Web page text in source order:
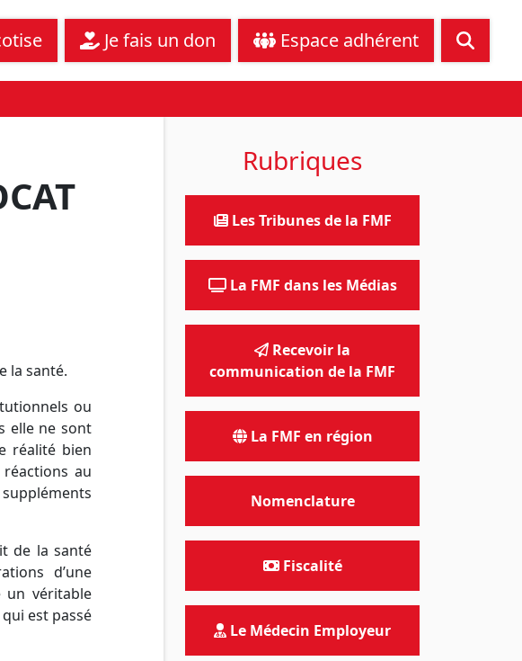
Assistance juridique Nous contacter
Je fais un don Espace adhérent
la santé.
ou
elle ne sont
réalité bien
au
de la santé
d’une
un véritable
est passé
Rubriques
Les Tribunes de la FMF
La FMF dans les Médias
Recevoir la
communication de la FMF
La FMF en région
Nomenclature
Fiscalité
Le Médecin Employeur